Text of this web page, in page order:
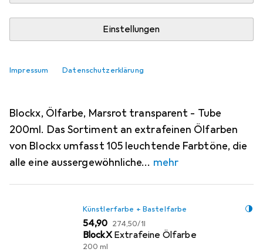
Einstellungen
Impressum Datenschutzerklärung
Blockx, Ölfarbe, Marsrot transparent - Tube
200ml. Das Sortiment an extrafeinen Ölfarben
von Blockx umfasst 105 leuchtende Farbtöne, die
alle eine aussergewöhnliche
mehr
Künstlerfarbe + Bastelfarbe
EUR
54,90 EUR
274,50/1l
BlockX Extrafeine Ölfarbe
200 ml